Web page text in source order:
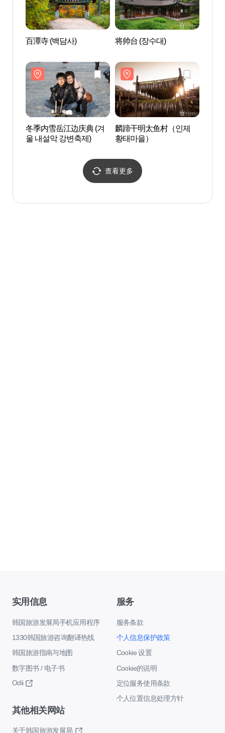
百潭寺 (백담사) 将帅台 (장수대)
冬季内雪岳江边庆典 (겨
울 내설악 강변축제)
麟蹄干明太鱼村（인제
황태마을）
查看更多
实用信息
韩国旅游发展局手机应用程序
1330韩国旅游咨询翻译热线
韩国旅游指南与地图
数字图书 / 电子书
Odii
服务
服务条款
个人信息保护政策
Cookie 设置
Cookie的说明
定位服务使用条款
个人位置信息处理方针
其他相关网站
关于韩国旅游发展局